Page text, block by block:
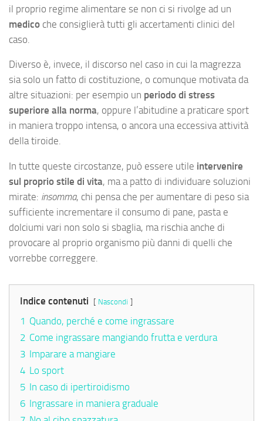
il proprio regime alimentare se non ci si rivolge ad un
medico che consiglierà tutti gli accertamenti clinici del
caso.
Diverso è, invece, il discorso nel caso in cui la magrezza
sia solo un fatto di costituzione, o comunque motivata da
altre situazioni: per esempio un periodo di stress
superiore alla norma, oppure l’abitudine a praticare sport
in maniera troppo intensa, o ancora una eccessiva attività
della tiroide.
In tutte queste circostanze, può essere utile intervenire
sul proprio stile di vita, ma a patto di individuare soluzioni
mirate: insomma, chi pensa che per aumentare di peso sia
sufficiente incrementare il consumo di pane, pasta e
dolciumi vari non solo si sbaglia, ma rischia anche di
provocare al proprio organismo più danni di quelli che
vorrebbe correggere.
Indice contenuti Nascondi
1 Quando, perché e come ingrassare
2 Come ingrassare mangiando frutta e verdura
3 Imparare a mangiare
4 Lo sport
5 In caso di ipertiroidismo
6 Ingrassare in maniera graduale